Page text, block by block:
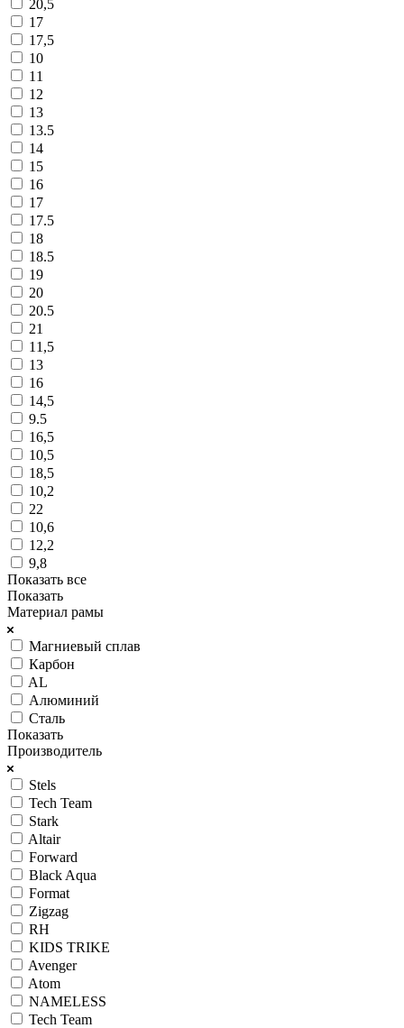
20,5
17
17,5
10
11
12
13
13.5
14
15
16
17
17.5
18
18.5
19
20
20.5
21
11,5
13
16
14,5
9.5
16,5
10,5
18,5
10,2
22
10,6
12,2
9,8
Показать все
Показать
Материал рамы
Магниевый сплав
Карбон
AL
Алюминий
Сталь
Показать
Производитель
Stels
Tech Team
Stark
Altair
Forward
Black Aqua
Format
Zigzag
RH
KIDS TRIKE
Avenger
Atom
NAMELESS
Tech Team